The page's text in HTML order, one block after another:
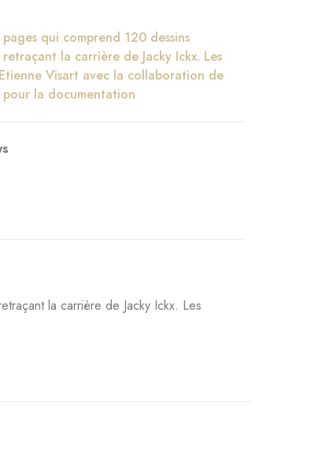
qui comprend 120 dessins
la carrière de Jacky Ickx. Les
Visart avec la collaboration de
pour la documentation
la carrière de Jacky Ickx. Les